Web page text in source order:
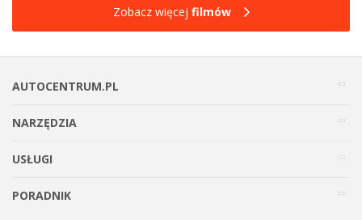
Zobacz więcej filmów
AUTOCENTRUM.PL
NARZĘDZIA
USŁUGI
PORADNIK